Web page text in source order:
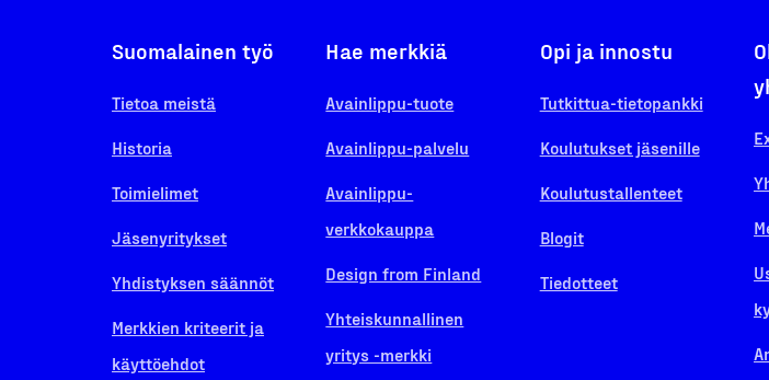
Suomalainen työ
Tietoa meistä
Historia
Toimielimet
Jäsenyritykset
Yhdistyksen säännöt
Merkkien kriteerit ja
käyttöehdot
Hae merkkiä
Avainlippu-tuote
Avainlippu-palvelu
Avainlippu-
verkkokauppa
Design from Finland
Yhteiskunnallinen
yritys -merkki
Opi ja innostu
Tutkittua-tietopankki
Koulutukset jäsenille
Koulutustallenteet
Blogit
Tiedotteet